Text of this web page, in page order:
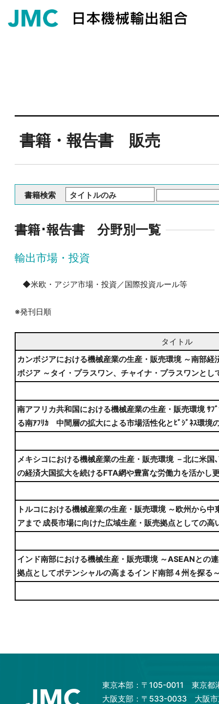
書籍・報告書 販売
書籍検索
書籍･報告書 分野別一覧
輸出市場・投資
◆米欧・アジア市場・投資／国際投資ルール等
※発刊日順
タイトル
カンボジアにおける機械産業の生産・販売環境 ～南部
ボジア ～タイ・プラスワン、チャイナ・プラスワンとし
南アフリカ共和国における機械産業の生産・販売環境 ｻﾌ
る南ｱﾌﾘｶ 中間層の拡大による市場活性化とﾋﾞｼﾞﾈｽ環境
メキシコにおける機械産業の生産・販売環境 －北に米国
の経済大国拡大を続けるFTA網や豊富な労働力を活かし
トルコにおける機械産業の生産・販売環境 ～欧州から
アまで 成長市場に向けた広域生産・販売拠点としての高
インド南部における機械生産・販売環境 ～ASEANとの
拠点としてポテンシャルの高まるインド南部４州を探る
東京本部：〒105-0011 東京都
大阪支部：〒533-0033 大阪市